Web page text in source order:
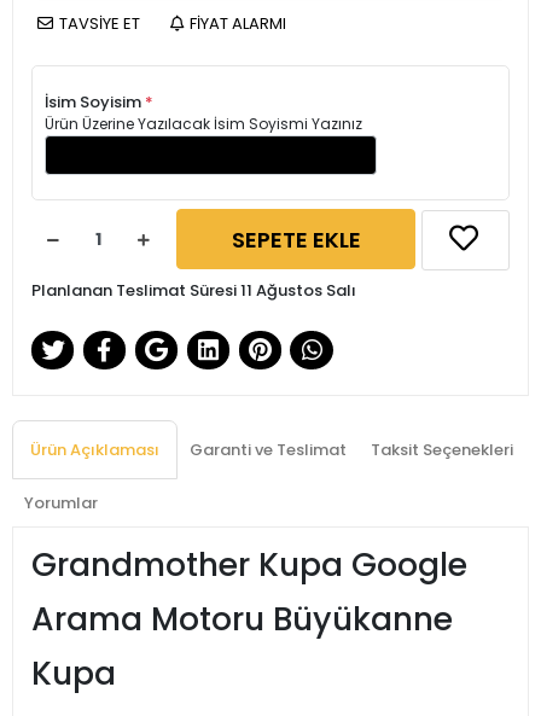
TAVSİYE ET FİYAT ALARMI
İsim Soyisim *
Ürün Üzerine Yazılacak İsim Soyismi Yazınız
SEPETE EKLE
Planlanan Teslimat Süresi 11 Ağustos Salı
Ürün Açıklaması Garanti ve Teslimat Taksit Seçenekleri
Yorumlar
Grandmother Kupa Google
Arama Motoru Büyükanne
Kupa